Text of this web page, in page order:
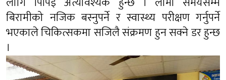
बिरामीको नजिक बस्नुपर्ने र स्वास्थ्य परीक्षण गर्नुपर्ने
भएकाले चिकित्सकमा सजिलै संक्रमण हुन सक्ने डर हुन्छ
।